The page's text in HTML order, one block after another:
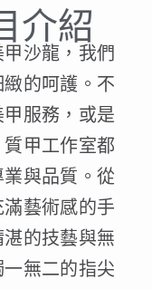
介紹
沙龍，我們
的呵護。不
服務，或是
甲工作室都
與品質。從
藝術感的手
的技藝與無
無二的指尖